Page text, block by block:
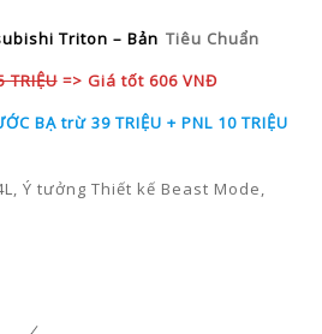
Triton – Bản Tiêu Chuẩn
TRIỆU=> Giá tốt 606 VNĐ
BẠ trừ 39 TRIỆU + PNL 10 TRIỆU
Ý tưởng Thiết kế Beast Mode,